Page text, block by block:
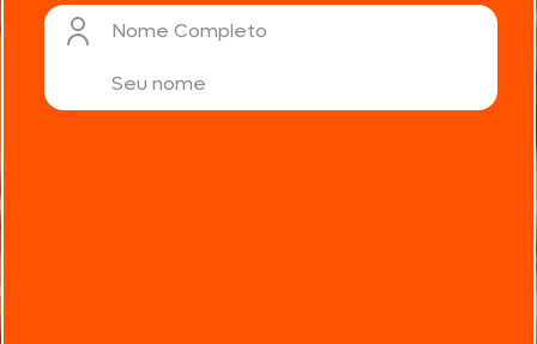
Nome Completo